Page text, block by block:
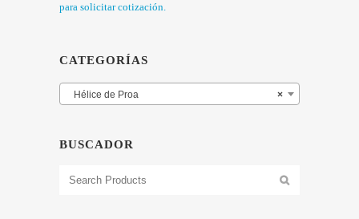
para solicitar cotización.
CATEGORÍAS
×
Hélice de Proa
BUSCADOR